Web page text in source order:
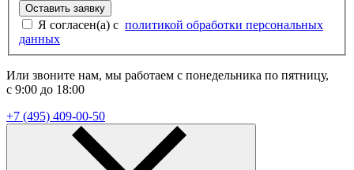
Оставить заявку
Я согласен(а) с политикой обработки персональных
данных
Или звоните нам, мы работаем с понедельника по пятницу,
с 9:00 до 18:00
+7 (495) 409-00-50